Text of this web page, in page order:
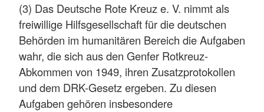
(3) Das Deutsche Rote Kreuz e. V. nimmt als
freiwillige Hilfsgesellschaft für die deutschen
Behörden im humanitären Bereich die Aufgaben
wahr, die sich aus den Genfer Rotkreuz-
Abkommen von 1949, ihren Zusatzprotokollen
und dem DRK-Gesetz ergeben. Zu diesen
Aufgaben gehören insbesondere